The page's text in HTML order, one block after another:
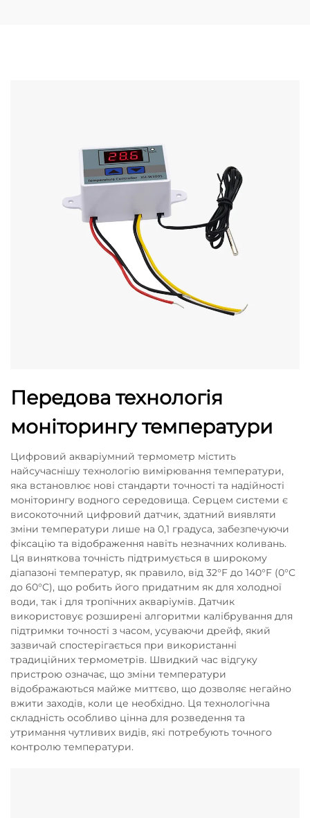
Передова технологія
моніторингу температури
Цифровий акваріумний термометр містить
найсучаснішу технологію вимірювання температури,
яка встановлює нові стандарти точності та надійності
моніторингу водного середовища. Серцем системи є
високоточний цифровий датчик, здатний виявляти
зміни температури лише на 0,1 градуса, забезпечуючи
фіксацію та відображення навіть незначних коливань.
Ця виняткова точність підтримується в широкому
діапазоні температур, як правило, від 32°F до 140°F (0°C
до 60°C), що робить його придатним як для холодної
води, так і для тропічних акваріумів. Датчик
використовує розширені алгоритми калібрування для
підтримки точності з часом, усуваючи дрейф, який
зазвичай спостерігається при використанні
традиційних термометрів. Швидкий час відгуку
пристрою означає, що зміни температури
відображаються майже миттєво, що дозволяє негайно
вжити заходів, коли це необхідно. Ця технологічна
складність особливо цінна для розведення та
утримання чутливих видів, які потребують точного
контролю температури.